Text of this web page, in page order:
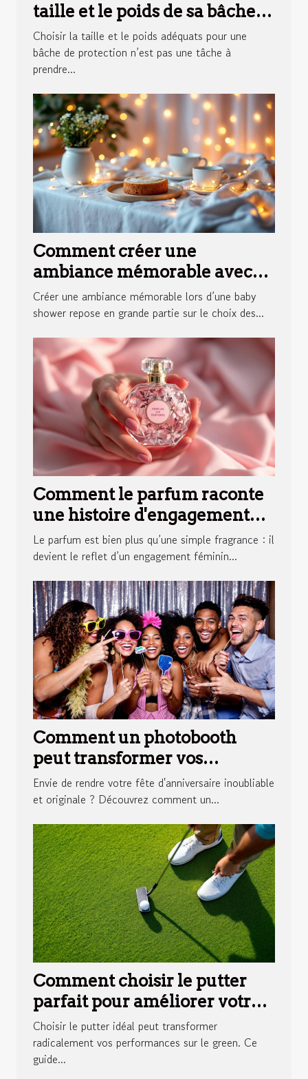
taille et le poids de sa bâche
de protection ?
Choisir la taille et le poids adéquats pour une
bâche de protection n’est pas une tâche à
prendre...
Comment créer une
ambiance mémorable avec
des éclairages pour votre
baby shower ?
Créer une ambiance mémorable lors d’une baby
shower repose en grande partie sur le choix des...
Comment le parfum raconte
une histoire d'engagement
féminin ?
Le parfum est bien plus qu’une simple fragrance : il
devient le reflet d’un engagement féminin...
Comment un photobooth
peut transformer vos
anniversaires ?
Envie de rendre votre fête d'anniversaire inoubliable
et originale ? Découvrez comment un...
Comment choisir le putter
parfait pour améliorer votre
jeu ?
Choisir le putter idéal peut transformer
radicalement vos performances sur le green. Ce
guide...